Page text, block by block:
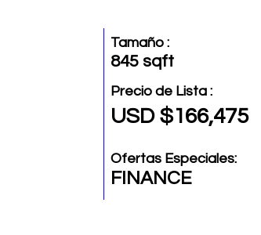
Tamaño :
845 sqft
Precio de Lista :
USD $166,475
Ofertas Especiales:
FINANCE